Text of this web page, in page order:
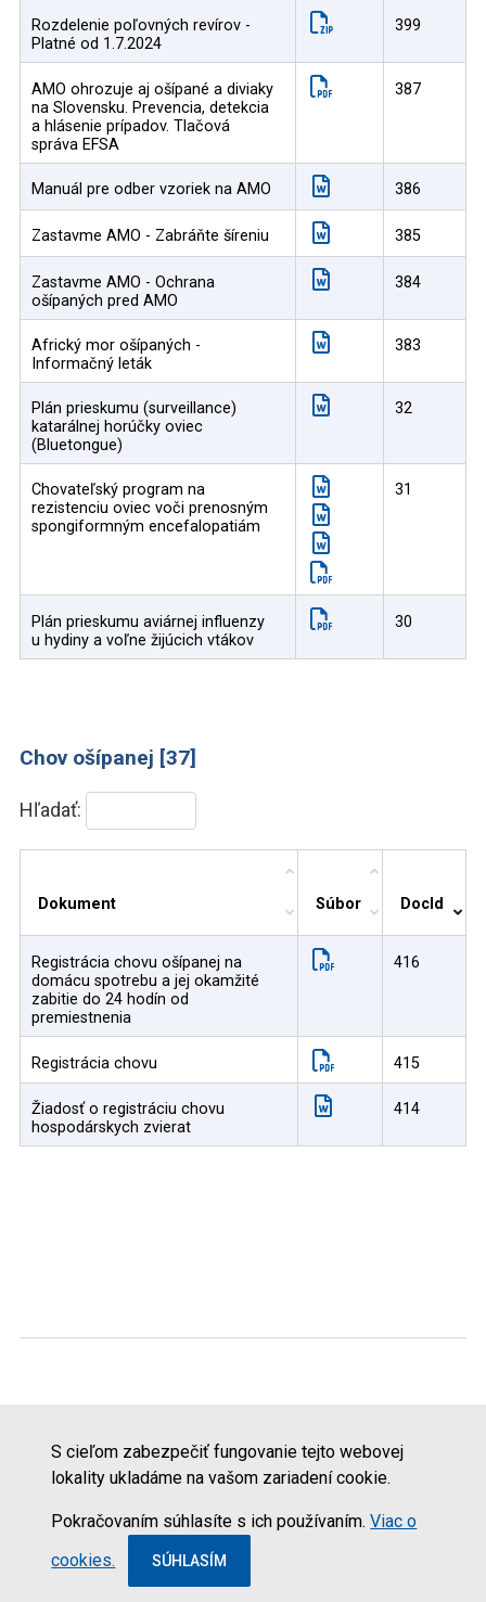
Rozdelenie poľovných revírov -
Platné od 1.7.2024
399
AMO ohrozuje aj ošípané a diviaky
na Slovensku. Prevencia, detekcia
a hlásenie prípadov. Tlačová
správa EFSA
387
Manuál pre odber vzoriek na AMO 386
Zastavme AMO - Zabráňte šíreniu 385
Zastavme AMO - Ochrana
ošípaných pred AMO
384
Africký mor ošípaných -
Informačný leták
383
Plán prieskumu (surveillance)
katarálnej horúčky oviec
(Bluetongue)
32
Chovateľský program na
rezistenciu oviec voči prenosným
spongiformným encefalopatiám
31
Plán prieskumu aviárnej influenzy
u hydiny a voľne žijúcich vtákov
30
Chov ošípanej [37]
Hľadať:
Dokument Súbor DocId
Registrácia chovu ošípanej na
domácu spotrebu a jej okamžité
zabitie do 24 hodín od
premiestnenia
416
Registrácia chovu 415
Žiadosť o registráciu chovu
hospodárskych zvierat
414
Schválené/registrované prevádzkarne
Štátna veterinárna a potravinová správa Slovenskej
republiky
Generuje a kreslí odbor informatiky ŠVPS SR
S cieľom zabezpečiť fungovanie tejto webovej
lokality ukladáme na vašom zariadení cookie.
Pokračovaním súhlasíte s ich používaním.Viac o
cookies.
SÚHLASÍM